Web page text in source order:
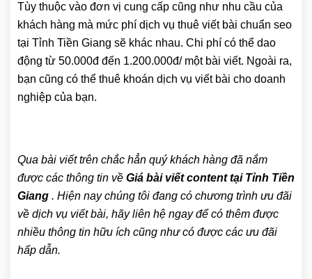
Tùy thuộc vào đơn vị cung cấp cũng như nhu cầu của
khách hàng mà mức phí dịch vụ thuê viết bài chuẩn seo
tại Tỉnh Tiền Giang sẽ khác nhau. Chi phí có thể dao
động từ 50.000đ đến 1.200.000đ/ một bài viết. Ngoài ra,
bạn cũng có thể thuê khoán dịch vụ viết bài cho doanh
nghiệp của bạn.
Qua bài viết trên chắc hẳn quý khách hàng đã nắm
được các thông tin về Giá bài viết content tại Tỉnh Tiền
Giang . Hiện nay chúng tôi đang có chương trình ưu đãi
về dịch vụ viết bài, hãy liên hệ ngay để có thêm được
nhiều thông tin hữu ích cũng như có được các ưu đãi
hấp dẫn.